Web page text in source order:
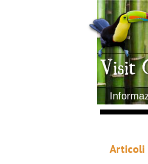
Clima
Geografia
Letteratura e
Gastronomia
Lo sapevi
Musica
Natura
Storia
Trasporti
Articoli